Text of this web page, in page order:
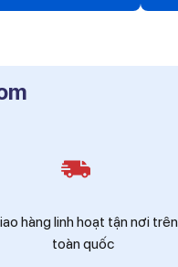
hàng linh hoạt tận nơi trên
toàn quốc